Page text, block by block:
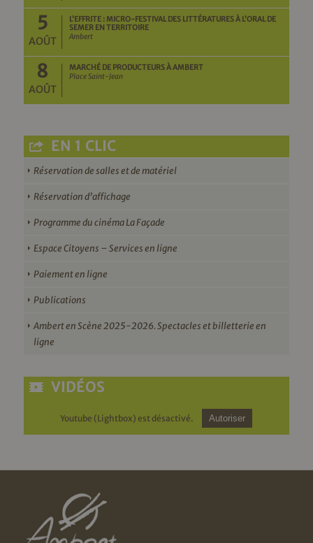
5
AOÛT
L’EFFRITE : MICRO-FESTIVAL DES LITTÉRATURES À L’ORAL DE
SEMER EN TERRITOIRE
Ambert
8
AOÛT
MARCHÉ DE PRODUCTEURS À AMBERT
Place Saint-Jean
EN 1 CLIC
Réservation de salles et de matériel
Réservation d’affichage
Programme du cinéma La Façade
Espace Citoyens – Services en ligne
Paiement en ligne
Publications
Ambert en Scène 2025-2026. Spectacles et billetterie en
ligne
VIDÉOS
Youtube (Lightbox) est désactivé. Autoriser